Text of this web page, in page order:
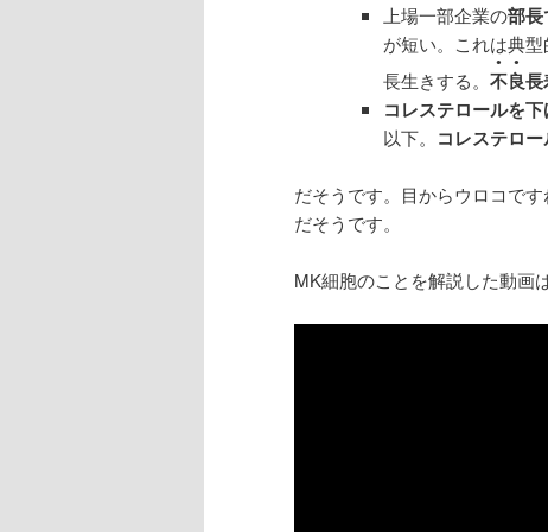
上場一部企業の部長
が短い。これは典
長生きする。 不良
●●
長
コレステロールを
以下。 コレステロ
だそうです。目からウロコで
だそうです。
MK細胞のことを解説した動画